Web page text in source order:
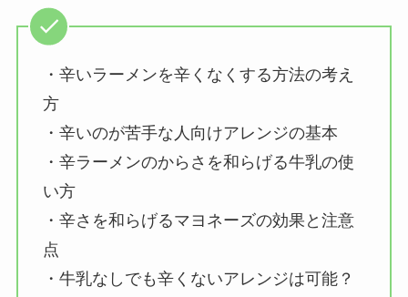
・辛いラーメンを辛くなくする方法の考え
方
・辛いのが苦手な人向けアレンジの基本
・辛ラーメンのからさを和らげる牛乳の使
い方
・辛さを和らげるマヨネーズの効果と注意
点
・牛乳なしでも辛くないアレンジは可能？